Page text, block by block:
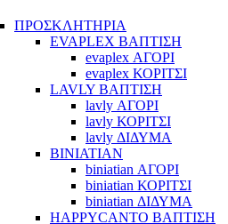
ΠΡΟΣΚΛΗΤΗΡΙΑ
EVAPLEX ΒΑΠΤΙΣΗ
evaplex ΑΓΟΡΙ
evaplex ΚΟΡΙΤΣΙ
LAVLY ΒΑΠΤΙΣΗ
lavly ΑΓΟΡΙ
lavly ΚΟΡΙΤΣΙ
lavly ΔΙΔΥΜΑ
BINIATIAN
biniatian ΑΓΟΡΙ
biniatian ΚΟΡΙΤΣΙ
biniatian ΔΙΔΥΜΑ
HAPPYCANTO ΒΑΠΤΙΣΗ